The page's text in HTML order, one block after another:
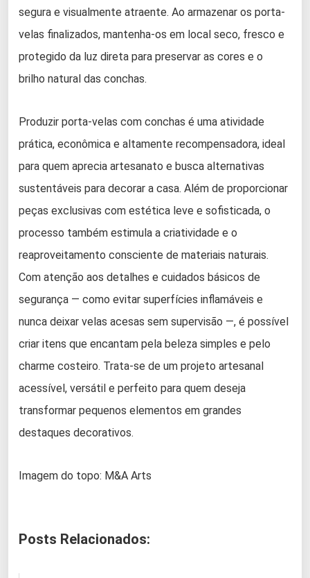
segura e visualmente atraente. Ao armazenar os porta-
velas finalizados, mantenha-os em local seco, fresco e
protegido da luz direta para preservar as cores e o
brilho natural das conchas.
Produzir porta-velas com conchas é uma atividade
prática, econômica e altamente recompensadora, ideal
para quem aprecia artesanato e busca alternativas
sustentáveis para decorar a casa. Além de proporcionar
peças exclusivas com estética leve e sofisticada, o
processo também estimula a criatividade e o
reaproveitamento consciente de materiais naturais.
Com atenção aos detalhes e cuidados básicos de
segurança — como evitar superfícies inflamáveis e
nunca deixar velas acesas sem supervisão —, é possível
criar itens que encantam pela beleza simples e pelo
charme costeiro. Trata-se de um projeto artesanal
acessível, versátil e perfeito para quem deseja
transformar pequenos elementos em grandes
destaques decorativos.
Imagem do topo: M&A Arts
Posts Relacionados: